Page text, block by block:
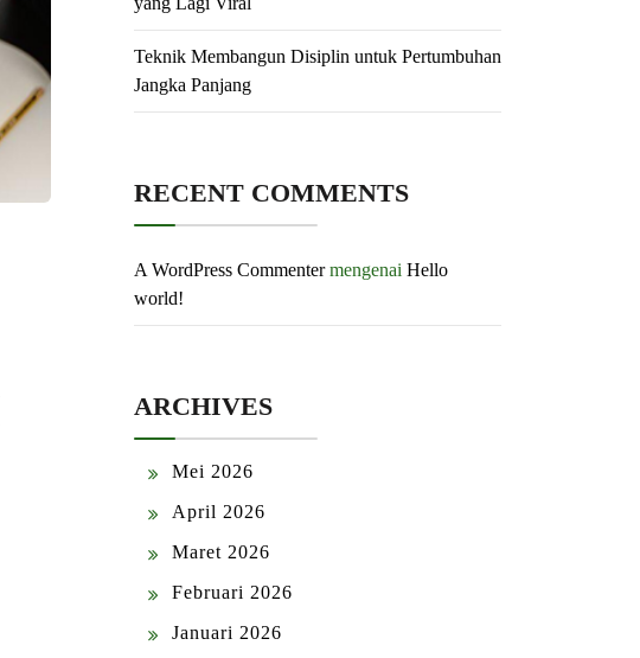
Teknik Membangun Disiplin untuk Pertumbuhan
Jangka Panjang
RECENT COMMENTS
A WordPress Commentermengenai Hello
world!
ARCHIVES
Mei 2026
April 2026
Maret 2026
Februari 2026
Januari 2026